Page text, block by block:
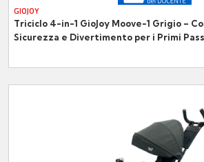
GIOJOY
Triciclo 4-in-1 GioJoy Moove-1 Grigio –
Sicurezza e Divertimento per i Primi